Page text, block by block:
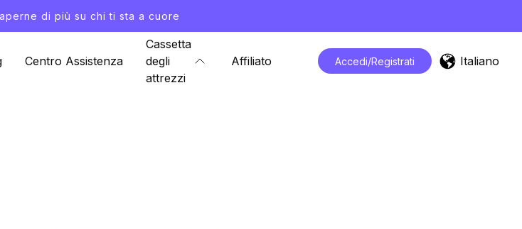
di più su chi ti sta a cuore
Centro Assistenza
Cassetta
degli
attrezzi
Affiliato Accedi/Registrati Italiano